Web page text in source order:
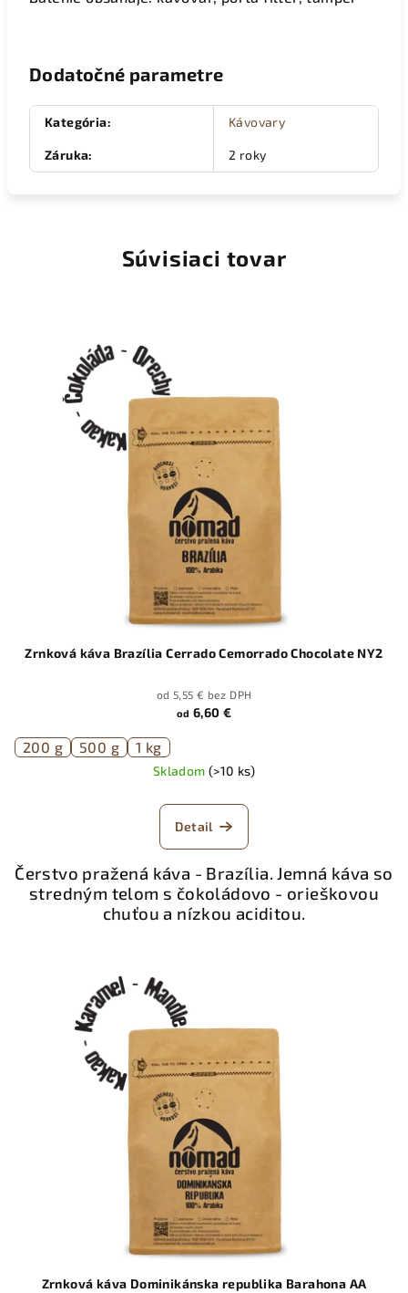
Dodatočné parametre
Kategória: Kávovary
Záruka: 2 roky
Súvisiaci tovar
Zrnková káva Brazília Cerrado Cemorrado Chocolate NY2
od 5,55 € bez DPH
od 6,60 €
200 g 500 g 1 kg
Skladom (>10 ks)
Detail
Čerstvo pražená káva - Brazília. Jemná káva so
stredným telom s čokoládovo - orieškovou
chuťou a nízkou aciditou.
Zrnková káva Dominikánska republika Barahona AA